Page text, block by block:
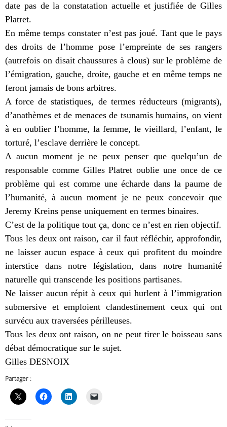
date pas de la constatation actuelle et justifiée de Gilles
Platret.
En même temps constater n’est pas joué. Tant que le pays
des droits de l’homme pose l’empreinte de ses rangers
(autrefois on disait chaussures à clous) sur le problème de
l’émigration, gauche, droite, gauche et en même temps ne
feront jamais de bons arbitres.
A force de statistiques, de termes réducteurs (migrants),
d’anathèmes et de menaces de tsunamis humains, on vient
à en oublier l’homme, la femme, le vieillard, l’enfant, le
torturé, l’esclave derrière le concept.
A aucun moment je ne peux penser que quelqu’un de
responsable comme Gilles Platret oublie une once de ce
problème qui est comme une écharde dans la paume de
l’humanité, à aucun moment je ne peux concevoir que
Jeremy Kreins pense uniquement en termes binaires.
C’est de la politique tout ça, donc ce n’est en rien objectif.
Tous les deux ont raison, car il faut réfléchir, approfondir,
ne laisser aucun espace à ceux qui profitent du moindre
interstice dans notre législation, dans notre humanité
naturelle qui transcende les positions partisanes.
Ne laisser aucun répit à ceux qui hurlent à l’immigration
submersive et emploient clandestinement ceux qui ont
survécu aux traversées périlleuses.
Tous les deux ont raison, on ne peut tirer le boisseau sans
débat démocratique sur le sujet.
Gilles DESNOIX
Partager :